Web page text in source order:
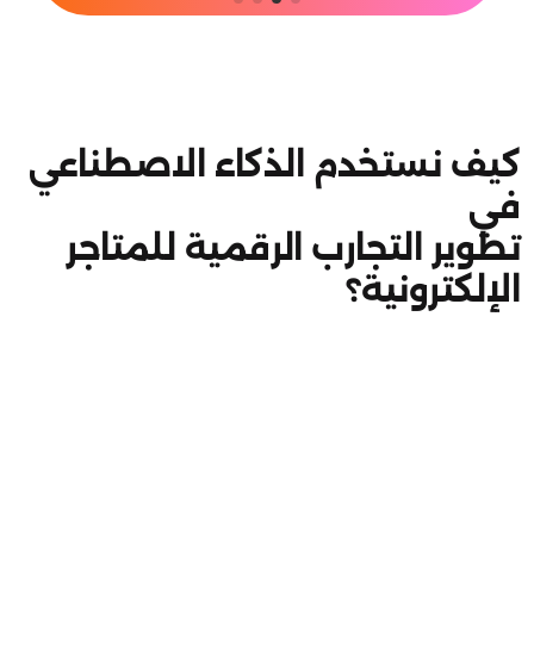
كيف نستخدم الذكاء الاصطناعي
في
تطوير التجارب الرقمية للمتاجر
الإلكترونية؟